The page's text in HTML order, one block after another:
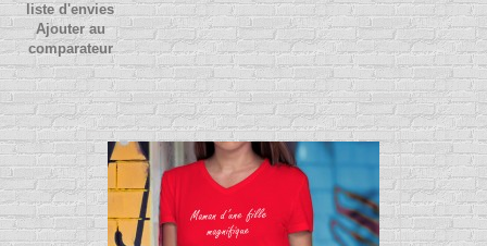
liste d'envies
Ajouter au
comparateur